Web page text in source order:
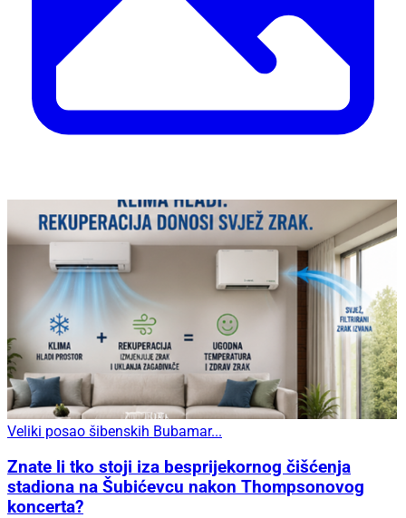
Veliki posao šibenskih Bubamar...
Znate li tko stoji iza besprijekornog čišćenja
stadiona na Šubićevcu nakon Thompsonovog
koncerta?